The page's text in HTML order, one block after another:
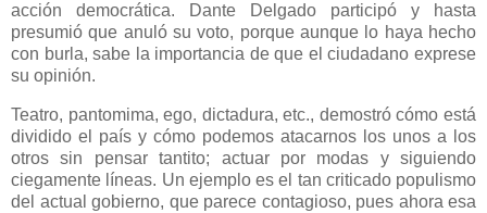
acción democrática. Dante Delgado participó y hasta
presumió que anuló su voto, porque aunque lo haya hecho
con burla, sabe la importancia de que el ciudadano exprese
su opinión.
Teatro, pantomima, ego, dictadura, etc., demostró cómo está
dividido el país y cómo podemos atacarnos los unos a los
otros sin pensar tantito; actuar por modas y siguiendo
ciegamente líneas. Un ejemplo es el tan criticado populismo
del actual gobierno, que parece contagioso, pues ahora esa